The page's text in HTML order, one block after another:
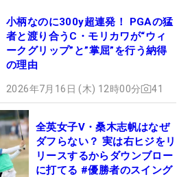
小柄なのに300y超連発！ PGAの猛
者と渡り合うC・モリカワが“ウィ
ークグリップ”と”掌屈”を行う納得
の理由
2026年7月16日 (木) 12時00分 41
全英女子V・桑木志帆はなぜ
ダフらない？ 実は右ヒジをリ
リースするからダウンブロー
に打てる #優勝者のスイング